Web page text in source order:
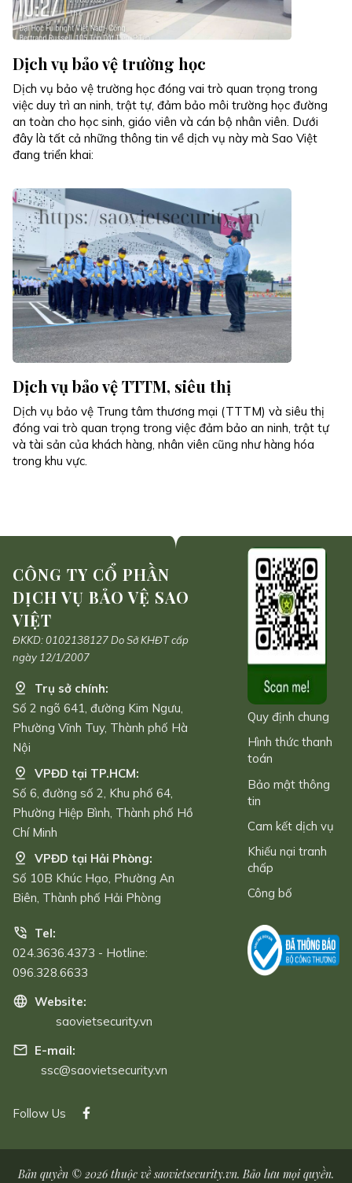
Dịch vụ bảo vệ trường học
Dịch vụ bảo vệ trường học đóng vai trò quan trọng trong
việc duy trì an ninh, trật tự, đảm bảo môi trường học đường
an toàn cho học sinh, giáo viên và cán bộ nhân viên. Dưới
đây là tất cả những thông tin về dịch vụ này mà Sao Việt
đang triển khai:
Dịch vụ bảo vệ TTTM, siêu thị
Dịch vụ bảo vệ Trung tâm thương mại (TTTM) và siêu thị
đóng vai trò quan trọng trong việc đảm bảo an ninh, trật tự
và tài sản của khách hàng, nhân viên cũng như hàng hóa
trong khu vực.
CÔNG TY CỔ PHẦN
DỊCH VỤ BẢO VỆ SAO
VIỆT
ĐKKD: 0102138127 Do Sở KHĐT cấp
ngày 12/1/2007
Trụ sở chính:
Số 2 ngõ 641, đường Kim Ngưu,
Phường Vĩnh Tuy, Thành phố Hà
Nội
VPĐD tại TP.HCM:
Số 6, đường số 2, Khu phố 64,
Phường Hiệp Bình, Thành phố Hồ
Chí Minh
VPĐD tại Hải Phòng:
Số 10B Khúc Hạo, Phường An
Biên, Thành phố Hải Phòng
Tel:
024.3636.4373 - Hotline:
096.328.6633
Website:
saovietsecurity.vn
E-mail:
ssc@saovietsecurity.vn
Follow Us
Quy định chung
Hình thức thanh
toán
Bảo mật thông
tin
Cam kết dịch vụ
Khiếu nại tranh
chấp
Công bố
Bản quyền © 2026 thuộc vềsaovietsecurity.vn. Bảo lưu mọi quyền.